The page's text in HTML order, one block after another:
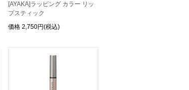
[AYAKA]ラッピング カラー リッ
プスティック
価格 2,750円(税込)